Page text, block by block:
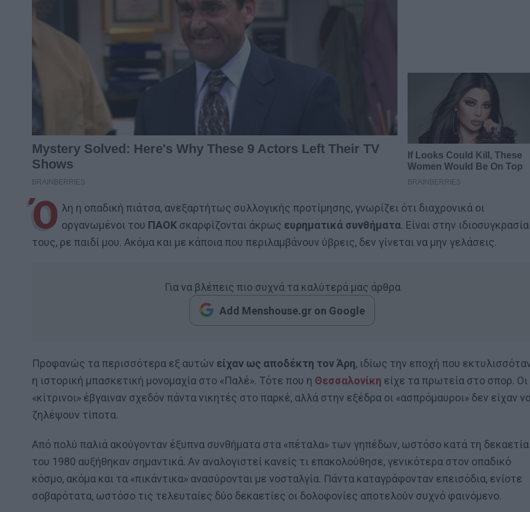
Ό λη η οπαδική πιάτσα, ανεξαρτήτως συλλογικής προτίμησης, γνωρίζει ότι διαχρονικά οι
οργανωμένοι του ΠΑΟΚ σκαρφίζονται άκρως ευρηματικά συνθήματα. Είναι στην ιδιοσυγκρασία
τους, ρε παιδί μου. Ακόμα και με κάποια που περιλαμβάνουν ύβρεις, δεν γίνεται να μην γελάσεις.
Για να βλέπεις πιο συχνά τα καλύτερά μας άρθρα
Add Menshouse.gr on Google
Προφανώς τα περισσότερα εξ αυτών είχαν ως αποδέκτη τον Άρη, ιδίως την εποχή που
η ιστορική μπασκετική μονομαχία στο «Παλέ». Τότε που η Θεσσαλονίκη είχε τα πρωτεία στο σπορ. Οι
«κίτρινοι» έβγαιναν σχεδόν πάντα νικητές στο παρκέ, αλλά στην εξέδρα οι «ασπρόμαυροι» δεν είχαν
ζηλέψουν τίποτα.
Από πολύ παλιά ακούγονταν έξυπνα συνθήματα στα «πέταλα» των γηπέδων, ωστόσο κατά τη δεκαετία
του 1980 αυξήθηκαν σημαντικά. Αν αναλογιστεί κανείς τι επακολούθησε, γενικότερα στον οπαδικό
κόσμο, ακόμα και τα «πικάντικα» ανασύρονται με νοσταλγία. Πάντα καταγράφονταν επεισόδια, ενίοτε
σοβαρότατα, ωστόσο τις τελευταίες δύο δεκαετίες οι δολοφονίες αποτελούν συχνό φαινόμενο.